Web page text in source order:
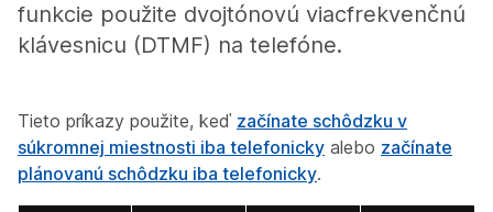
funkcie použite dvojtónovú viacfrekvenčnú
klávesnicu (DTMF) na telefóne.
Tieto príkazy použite, keď začínate schôdzku v
súkromnej miestnosti iba telefonicky alebo začínate
plánovanú schôdzku iba telefonicky.